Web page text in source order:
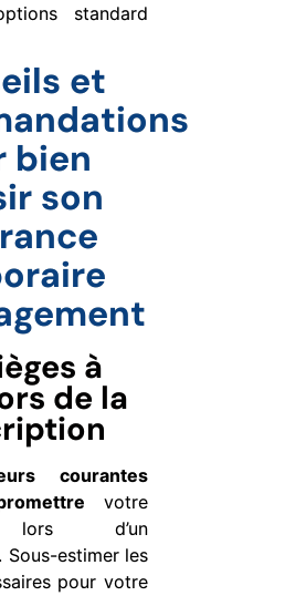
standard
et
bien
son
à
de la
courantes
votre
lors d’un
Sous-estimer les
pour votre